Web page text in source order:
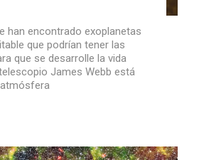
han encontrado exoplanetas
que podrían tener las
que se desarrolle la vida
James Webb está